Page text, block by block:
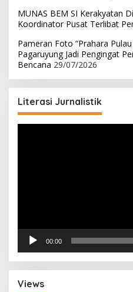
MUNAS BEM SI Kerakyatan
Koordinator Pusat Terlibat
Pameran Foto “Prahara
Pagaruyung Jadi Pengingat
Bencana 29/07/2026
Literasi Jurnalistik
00:00
Views